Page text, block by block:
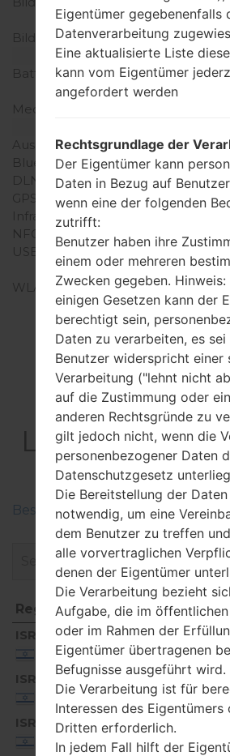
Dichte
Bildschirmfarben
16M
Batterie und
Batteriekapazität
nicht
Mechanische Tastatur
Ausgabe für Audio
3.5mm
Bluetooth
Version
DLNA
-
GPS
A-GPS,
Infrarotanschluss
NFC
Ja
USB
The-Go
WLAN
Wi-Fi
dual-
DLNA,
ZMW)
Beschreiben Sie die Regionen
Region Dateiname
Region
Dateiname
ISR
Israel
ISR
Israel
ISR
Israel
Eigentümer gegebenenfalls
Datenverarbeitung
Eine aktualisierte Liste
kann vom Eigentümer
angefordert werden
Rechtsgrundlage der
Der Eigentümer kann
Daten in Bezug auf
wenn eine der folgenden
zutrifft:
Benutzer haben ihre
einem oder mehreren
Zwecken gegeben. Hinweis:
einigen Gesetzen kann der
berechtigt sein,
Daten zu verarbeiten, es sei
Benutzer widerspricht einer
Verarbeitung ("lehnt nicht
auf die Zustimmung oder
anderen Rechtsgründe zu
gilt jedoch nicht, wenn die
personenbezogener Daten
Datenschutzgesetz
Die Bereitstellung der
notwendig, um eine
dem Benutzer zu treffen
alle vorvertraglichen
denen der Eigentümer
Die Verarbeitung bezieht
Aufgabe, die im
oder im Rahmen der
Eigentümer übertragenen
Befugnisse ausgeführt wird.
Die Verarbeitung ist für
Interessen des Eigentümers
Dritten erforderlich.
In jedem Fall hilft der